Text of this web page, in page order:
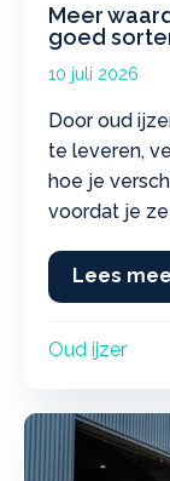
Meer
goed
10 juli 2026
Door oud
te leveren,
hoe je
voordat je
Lees
Oud ijzer